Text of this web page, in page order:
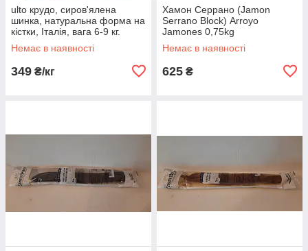
ulto крудо, сиров'ялена
шинка, натуральна форма на
кістки, Італія, вага 6-9 кг.
Немає в наявності
349 ₴/кг
Хамон Серрано (Jamon
Serrano Block) Arroyo
Jamones 0,75kg
Немає в наявності
625 ₴